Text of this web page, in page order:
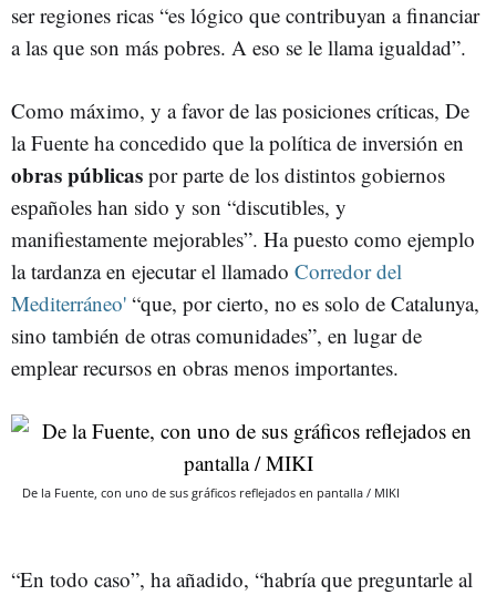
ser regiones ricas “es lógico que contribuyan a financiar
a las que son más pobres. A eso se le llama igualdad”.
Como máximo, y a favor de las posiciones críticas, De
la Fuente ha concedido que la política de inversión en
obras públicas por parte de los distintos gobiernos
españoles han sido y son “discutibles, y
manifiestamente mejorables”. Ha puesto como ejemplo
la tardanza en ejecutar el llamado Corredor del
Mediterráneo' “que, por cierto, no es solo de Catalunya,
sino también de otras comunidades”, en lugar de
emplear recursos en obras menos importantes.
De la Fuente, con uno de sus gráficos reflejados en pantalla / MIKI
“En todo caso”, ha añadido, “habría que preguntarle al